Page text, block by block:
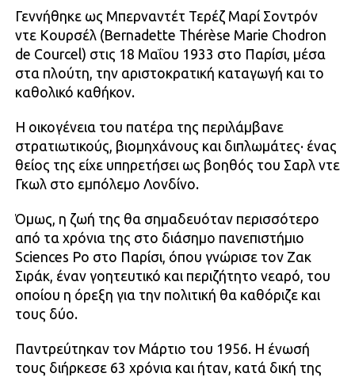
Γεννήθηκε ως Μπερναντέτ Τερέζ Μαρί Σοντρόν
ντε Κουρσέλ (Bernadette Thérèse Marie Chodron
de Courcel) στις 18 Μαΐου 1933 στο Παρίσι, μέσα
στα πλούτη, την αριστοκρατική καταγωγή και το
καθολικό καθήκον.
Η οικογένεια του πατέρα της περιλάμβανε
στρατιωτικούς, βιομηχάνους και διπλωμάτες· ένας
θείος της είχε υπηρετήσει ως βοηθός του Σαρλ ντε
Γκωλ στο εμπόλεμο Λονδίνο.
Όμως, η ζωή της θα σημαδευόταν περισσότερο
από τα χρόνια της στο διάσημο πανεπιστήμιο
Sciences Po στο Παρίσι, όπου γνώρισε τον Ζακ
Σιράκ, έναν γοητευτικό και περιζήτητο νεαρό, του
οποίου η όρεξη για την πολιτική θα καθόριζε και
τους δύο.
Παντρεύτηκαν τον Μάρτιο του 1956. Η ένωσή
τους διήρκεσε 63 χρόνια και ήταν, κατά δική της